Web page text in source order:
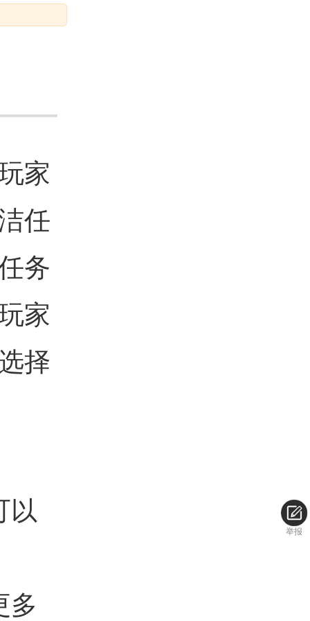
家
任
务
家
择
以
多
举报